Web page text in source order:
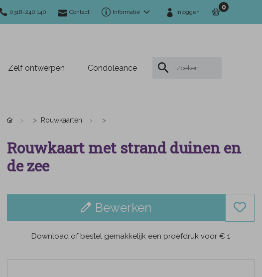
0318-240 140 Contact Informatie Inloggen
0
Zelf ontwerpen Condoleance
Rouwkaarten
Rouwkaart met strand duinen en
de zee
Bewerken
Download of bestel gemakkelijk een proefdruk voor € 1